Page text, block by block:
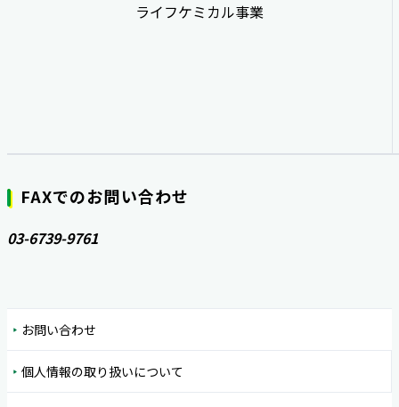
ライフケミカル事業
FAXでのお問い合わせ
03-6739-9761
お問い合わせ
個人情報の取り扱いについて